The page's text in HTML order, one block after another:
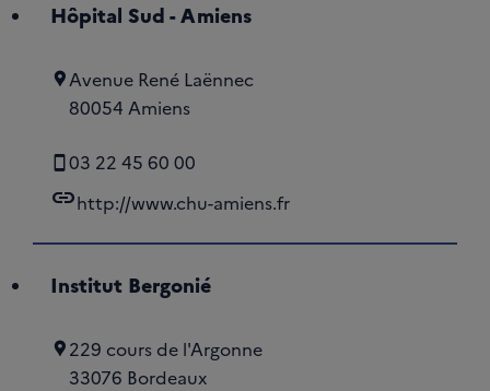
Hôpital Sud - Amiens
Avenue René Laënnec
80054 Amiens
03 22 45 60 00
linkhttp://www.chu-amiens.fr
Institut Bergonié
229 cours de l'Argonne
33076 Bordeaux